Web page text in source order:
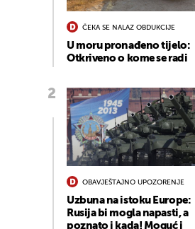
ČEKA SE NALAZ OBDUKCIJE
U moru pronađeno tijelo:
Otkriveno o kome se radi
OBAVJEŠTAJNO UPOZORENJE
Uzbuna na istoku Europe:
Rusija bi mogla napasti, a
poznato i kada! Moguć i